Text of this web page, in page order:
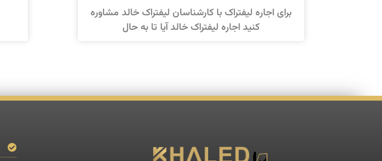
برای اجاره لیفتراک با کارشناسان لیفتراک خالد مشاوره
کنید اجاره لیفتراک خالد آیا تا به حال